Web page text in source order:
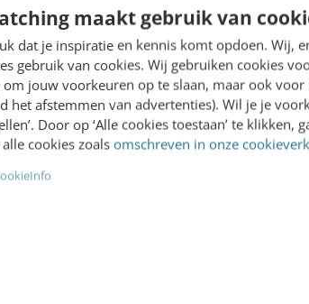
maakt gebruik van
dat je inspiratie en kennis komt opdoen. Wij,
gebruik van cookies. Wij gebruiken cookies
om jouw voorkeuren op te slaan, maar ook
het afstemmen van advertenties). Wil je je
Door op ‘Alle cookies toestaan’ te klikken,
cookies zoals omschreven in onze
voortaan in zijn
op. Niet slecht voor een
zegt Marieke.
volgende stap was om de rest van
mee te krijgen. Door het succes
iets opleverde. Dit maakte de
van de generatie die het delen van
socialmedia-trainingen zorgde
collega’s enthousiast werden